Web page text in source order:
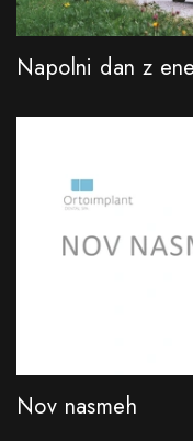
Napolni dan z
Nov nasmeh